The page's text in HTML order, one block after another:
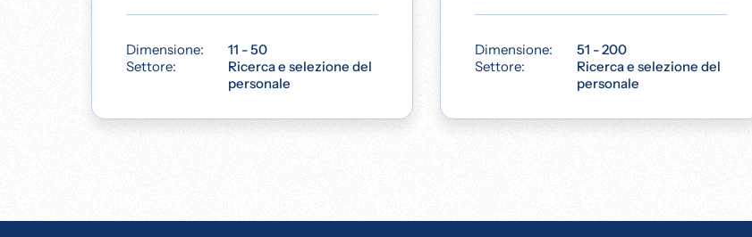
comunicazione con i nostri
clienti e candidati sono ora su
una piattaforma semplice ed
estremamente stabile.”
Dimensione:
11 - 50
Settore:
Ricerca e selezione del
personale
eccellente da parte nostra.”
Dimensione:
51 - 200
Settore:
Ricerca e selezione del
personale